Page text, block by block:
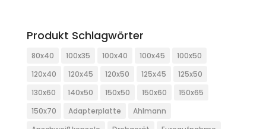
Produkt Schlagwörter
80x40 100x35 100x40 100x45
100x50
120x40
120x45 120x50 125x45
125x50
130x60
140x50 150x50 150x60
150x65
150x70
Adapterplatte
Ahlmann